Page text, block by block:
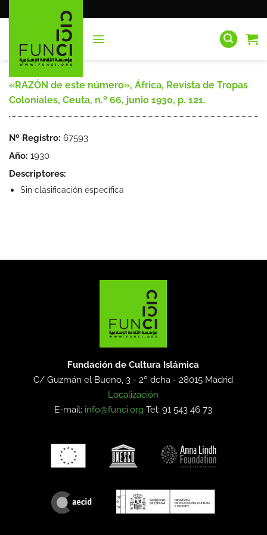
al
«RAZÓN de este número», África, Revista de Tropas
Coloniales, Ceuta, n.º 66, junio 1930, p. 121.
Nº Registro: 67593
Año: 1930
Descriptores:
Sin clasificación específica
Fundación de Cultura Islámica
C/ Guzmán el Bueno, 3 - 2º dcha -28015 Madrid
Localización
E-mail: info@funci.org Tel: 91 543 46 73